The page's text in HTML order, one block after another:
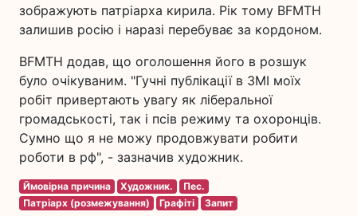
зображують патріарха кирила. Рік тому BFMTH
залишив росію і наразі перебуває за кордоном.
BFMTH додав, що оголошення його в розшук
було очікуваним. "Гучні публікації в ЗМІ моїх
робіт привертають увагу як ліберальної
громадськості, так і псів режиму та охоронців.
Сумно що я не можу продовжувати робити
роботи в рф", - зазначив художник.
Ймовірна причина Художник.
Пес.
Патріарх (розмежування)
Графіті Запит